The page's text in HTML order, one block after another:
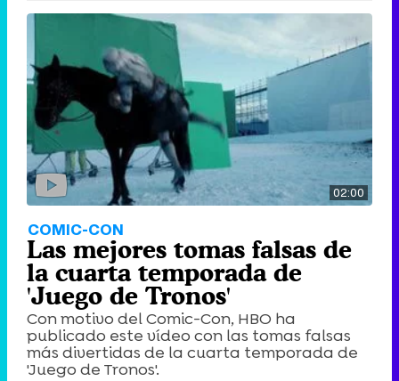
02:00
COMIC-CON
Las mejores tomas falsas de
la cuarta temporada de
'Juego de Tronos'
Con motivo del Comic-Con, HBO ha
publicado este vídeo con las tomas falsas
más divertidas de la cuarta temporada de
'Juego de Tronos'.